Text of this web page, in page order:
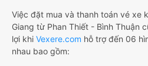
Việc đặt mua và thanh toán vé xe
Giang từ Phan Thiết - Bình Thuận
lợi khi Vexere.com hỗ trợ đến 06
nhau bao gồm: